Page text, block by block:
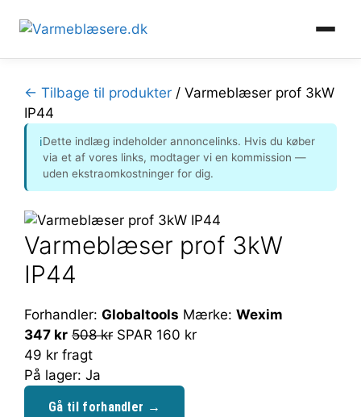
indhold
← Tilbage til produkter / Varmeblæser prof 3kW
IP44
ℹDette indlæg indeholder annoncelinks. Hvis du køber
via et af vores links, modtager vi en kommission —
uden ekstraomkostninger for dig.
Varmeblæser prof 3kW
IP44
Forhandler: Globaltools Mærke: Wexim
347 kr 508 kr SPAR 160 kr
49 kr fragt
På lager: Ja
Gå til forhandler →